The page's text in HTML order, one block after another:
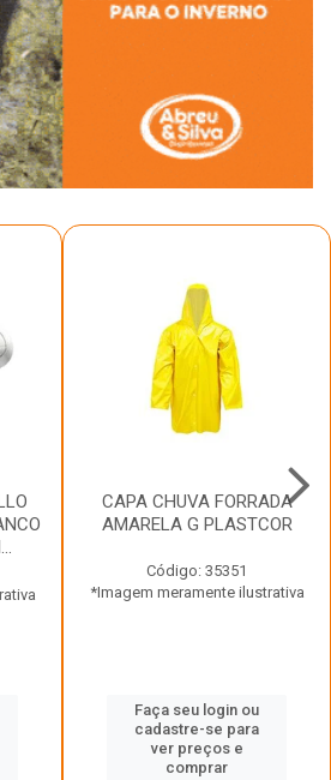
CAPA CHUVA FORRADA
AMARELA G PLASTCOR
Código: 35351
*Imagem meramente ilustrativa
Faça seu login ou
cadastre-se para
ver preços e
comprar